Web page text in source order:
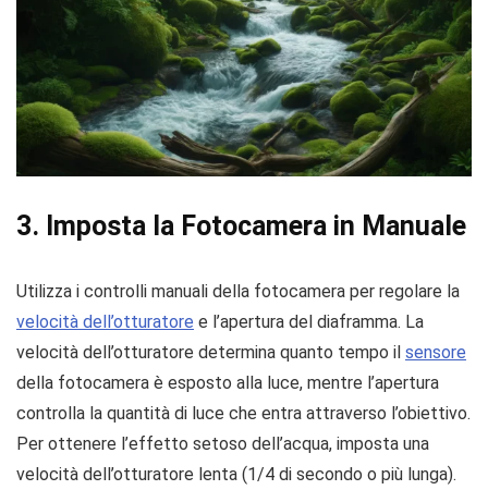
3. Imposta la Fotocamera in Manuale
Utilizza i controlli manuali della fotocamera per regolare la
velocità dell’otturatore e l’apertura del diaframma. La
velocità dell’otturatore determina quanto tempo il sensore
della fotocamera è esposto alla luce, mentre l’apertura
controlla la quantità di luce che entra attraverso l’obiettivo.
Per ottenere l’effetto setoso dell’acqua, imposta una
velocità dell’otturatore lenta (1/4 di secondo o più lunga).